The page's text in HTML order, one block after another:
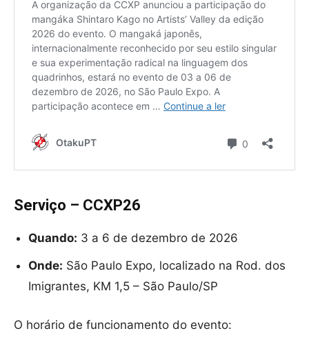
Serviço – CCXP26
Quando: 3 a 6 de dezembro de 2026
Onde: São Paulo Expo, localizado na Rod. dos
Imigrantes, KM 1,5 – São Paulo/SP
O horário de funcionamento do evento: